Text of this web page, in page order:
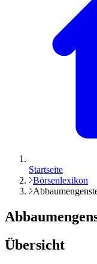
Startseite
Börsenlexikon
Übersicht